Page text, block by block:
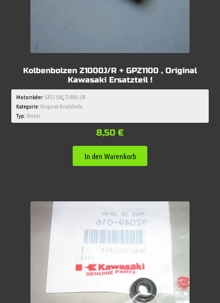
Kolbenbolzen Z1000J/R + GPZ1100 , Original
Kawasaki Ersatzteil !
Motorräder:GPZ1100,Z1000 J/R
Kategorie:Original-Ersatzteile
Typ: Motor
8,50 €
In den Warenkorb